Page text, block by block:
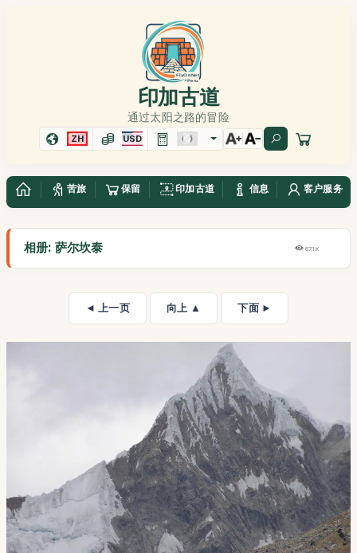
印加古道
通过太阳之路的冒险
ZH USD
苦旅 保留 印加古道 信息 客户服务
相册: 萨尔坎泰 67,1K
◄ 上一页 向上 ▲ 下面 ►